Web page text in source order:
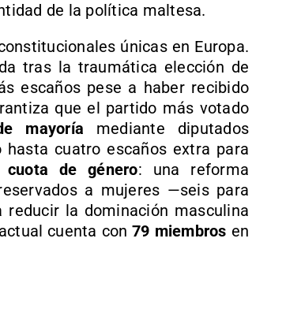
de la política maltesa.
únicas en Europa.
tras la traumática elección de
escaños pese a haber recibido
que el partido más votado
mayoría mediante diputados
hasta cuatro escaños extra para
cuota de género: una reforma
a mujeres —seis para
la dominación masculina
cuenta con79 miembros en